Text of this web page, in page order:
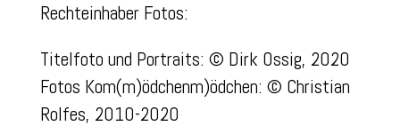
Rechteinhaber Fotos:
Titelfoto und Portraits: © Dirk Ossig, 2020
Fotos Kom(m)ödchenm)ödchen: © Christian
Rolfes, 2010-2020